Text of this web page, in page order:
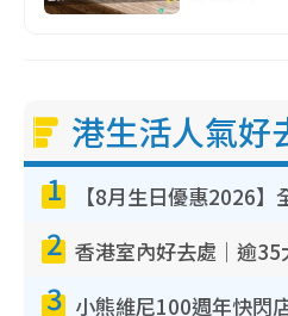
港生活人氣好
1
2
3